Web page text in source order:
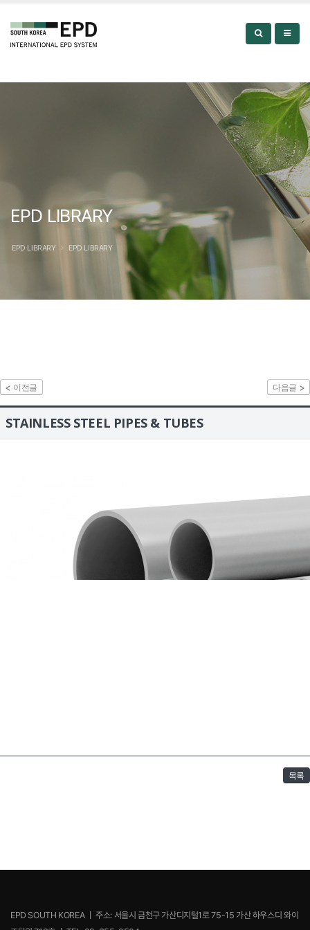
EPD LIBRARY
EPD LIBRARY EPD LIBRARY
이전글 다음글
STAINLESS STEEL PIPES & TUBES
목록
EPD SOUTH KOREA ㅣ 주소: 서울시 금천구 가산디지털1로 75-15 가산 하우스디 와이